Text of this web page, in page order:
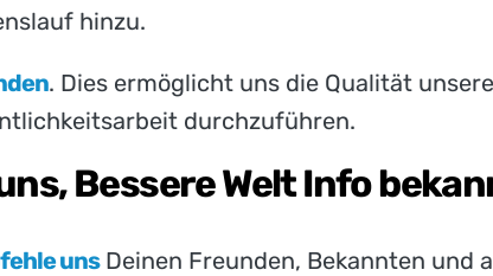
hinzu.
. Dies ermöglicht uns die Qualität
durchzuführen.
Bessere Welt Info
unsDeinen Freunden, Bekannten und